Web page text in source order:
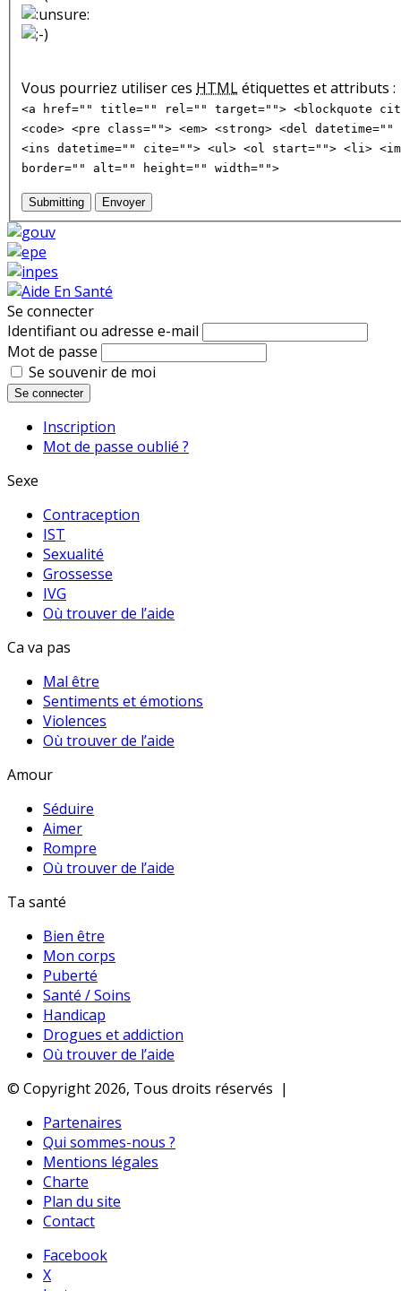
Vous pourriez utiliser ces HTMLétiquettes et attributs :
<a href="" title="" rel="" target=""> <blockquote
<code> <pre class=""> <em> <strong> <del
<ins datetime="" cite=""> <ul> <ol start=""> <li>
border="" alt="" height="" width="">
Submitting Envoyer
Se connecter
Identifiant ou adresse e-mail
Mot de passe
Se souvenir de moi
Se connecter
Inscription
Mot de passe oublié ?
Sexe
Contraception
IST
Sexualité
Grossesse
IVG
Où trouver de l’aide
Ca va pas
Mal être
Sentiments et émotions
Violences
Où trouver de l’aide
Amour
Séduire
Aimer
Rompre
Où trouver de l’aide
Ta santé
Bien être
Mon corps
Puberté
Santé / Soins
Handicap
Drogues et addiction
Où trouver de l’aide
© Copyright 2026, Tous droits réservés |
Partenaires
Qui sommes-nous ?
Mentions légales
Charte
Plan du site
Contact
Facebook
X